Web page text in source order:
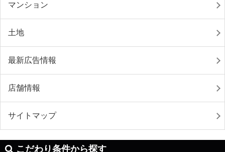
マンション
土地
最新広告情報
店舗情報
サイトマップ
こだわり条件から探す